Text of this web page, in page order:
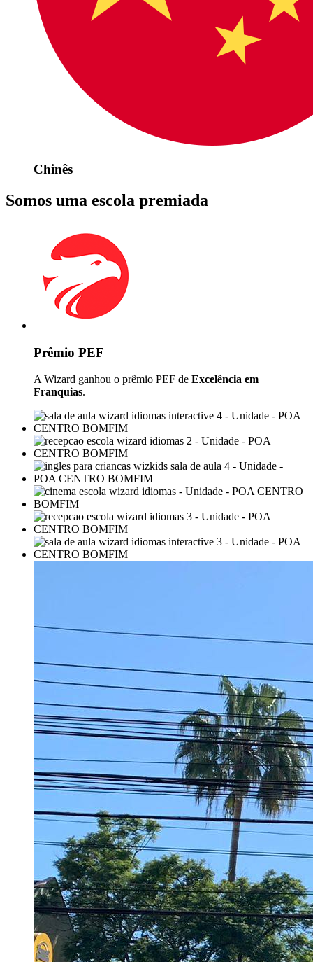
Chinês
Somos uma escola premiada
Prêmio PEF
A Wizard ganhou o prêmio PEF de Excelência em
Franquias.